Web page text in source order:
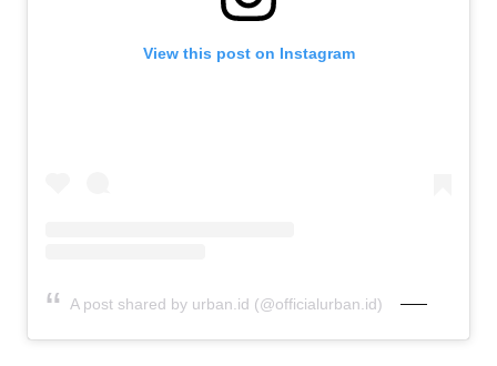
View this post on Instagram
A post shared by urban.id (@officialurban.id)